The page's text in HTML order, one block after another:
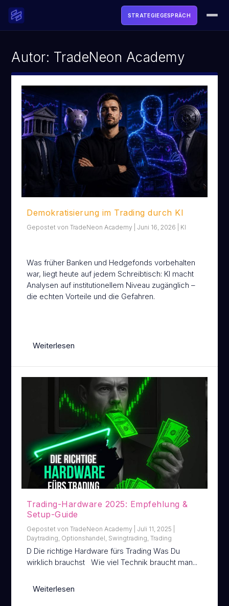
STRATEGIEGESPRÄCH
SOFTWARE
TOOLS & FREEBIES
LIVE
MEDIA
ÜBER UNS
LOGIN
STRATEGIEGESPRÄCH BUCHEN →
Autor: TradeNeon Academy
Demokratisierung im Trading durch KI
Gepostet vonTradeNeon Academy Juni 16, 2026 KI
Was früher Banken und Hedgefonds vorbehalten
war, liegt heute auf jedem Schreibtisch: KI macht
Analysen auf institutionellem Niveau zugänglich –
die echten Vorteile und die Gefahren.
Weiterlesen
Trading-Hardware 2025: Empfehlung &
Setup-Guide
Gepostet vonTradeNeon Academy Juli 11, 2025
Daytrading Optionshandel Swingtrading ,Trading
D Die richtige Hardware fürs Trading Was Du
wirklich brauchst Wie viel Technik braucht man...
Weiterlesen